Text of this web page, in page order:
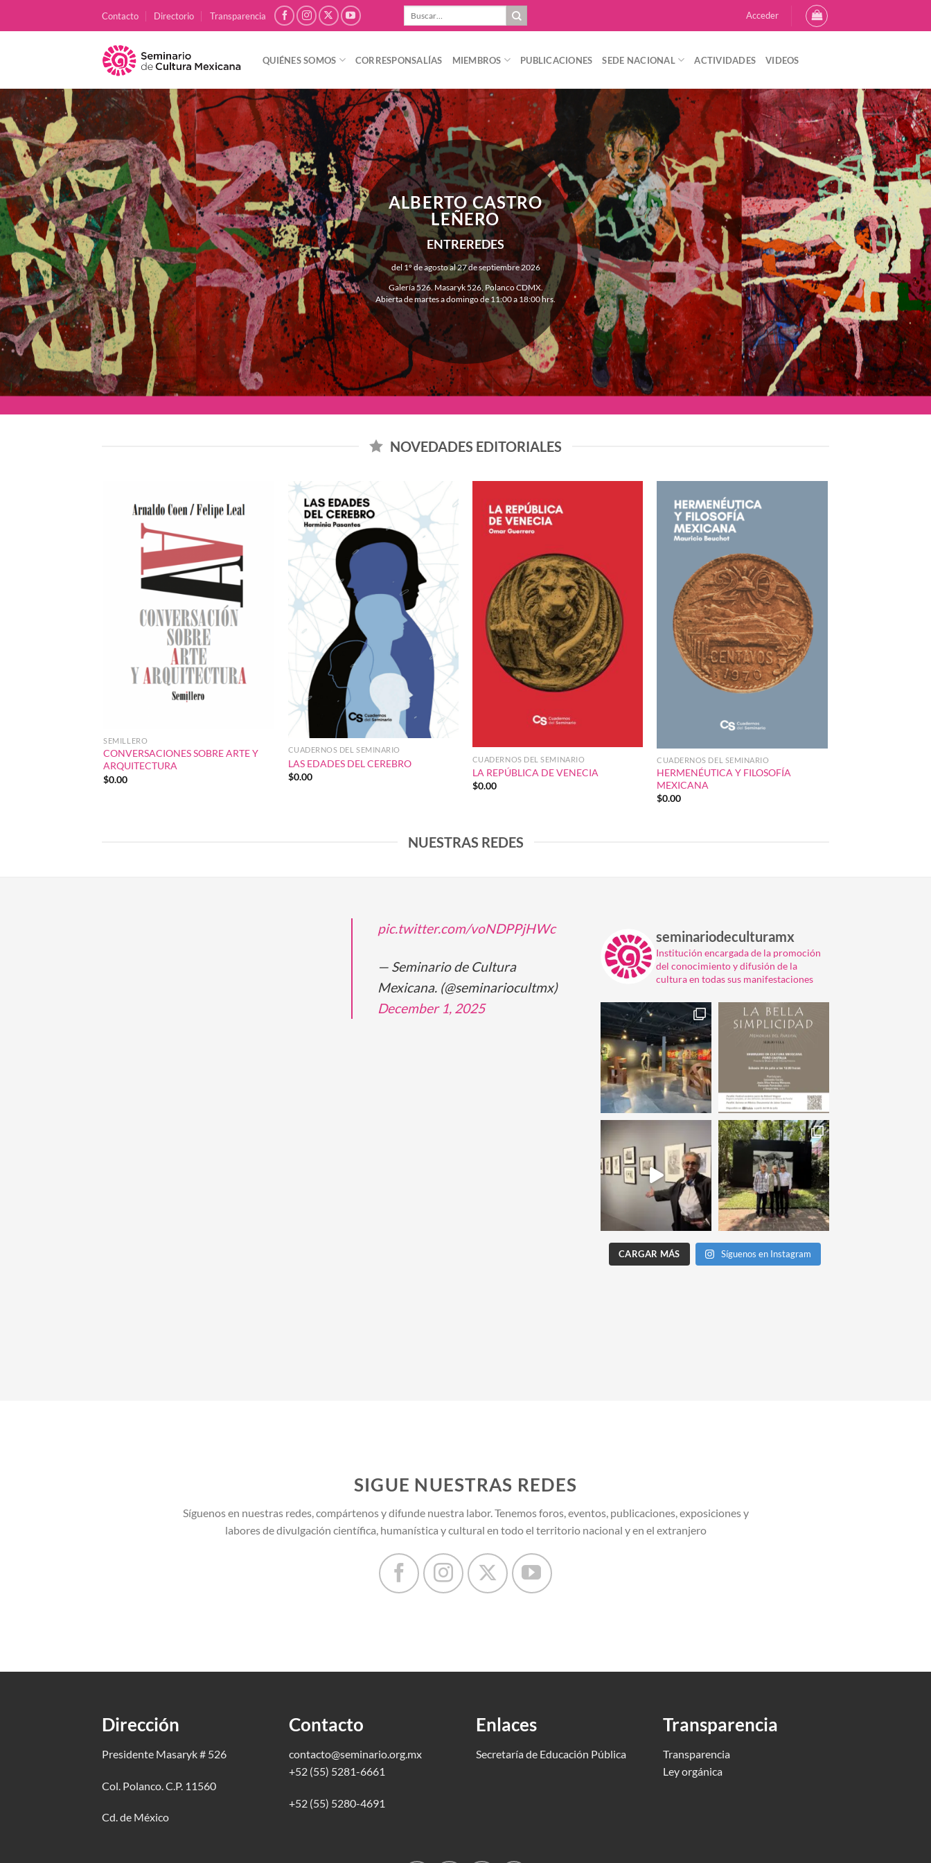
Contacto Directorio Transparencia Acceder
QUIÉNES SOMOS CORRESPONSALÍAS MIEMBROS PUBLICACIONES SEDE NACIONAL ACTIVIDADES VIDEOS
ALBERTO CASTRO
LEÑERO
ENTREREDES
del 1º de agosto al 27 de septiembre 2026
Galería 526. Masaryk 526, Polanco CDMX.
Abierta de martes a domingo de 11:00 a 18:00 hrs.
NOVEDADES EDITORIALES
SEMILLERO
CONVERSACIONES SOBRE ARTE Y
ARQUITECTURA
$0.00
CUADERNOS DEL SEMINARIO
LAS EDADES DEL CEREBRO
$0.00
CUADERNOS DEL SEMINARIO
LA REPÚBLICA DE VENECIA
$0.00
CUADERNOS DEL SEMINARIO
HERMENÉUTICA Y FILOSOFÍA
MEXICANA
$0.00
NUESTRAS REDES
pic.twitter.com/voNDPPjHWc
— Seminario de Cultura
Mexicana. (@seminariocultmx)
December 1, 2025
seminariodeculturamx
Institución encargada de la promoción
del conocimiento y difusión de la
cultura en todas sus manifestaciones
CARGAR MÁS Síguenos en Instagram
SIGUE NUESTRAS REDES
Síguenos en nuestras redes, compártenos y difunde nuestra labor. Tenemos foros, eventos, publicaciones, exposiciones y
labores de divulgación científica, humanística y cultural en todo el territorio nacional y en el extranjero
Dirección
Presidente Masaryk # 526
Col. Polanco. C.P. 11560
Cd. de México
Contacto
contacto@seminario.org.mx
+52 (55) 5281-6661
+52 (55) 5280-4691
Enlaces
Secretaría de Educación Pública
Transparencia
Transparencia
Ley orgánica